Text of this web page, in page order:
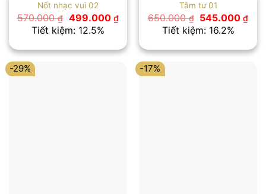
Nốt nhạc vui 02
570.000₫ Giá
gốc
là:
499.000 ₫Giá
hiện
là:
499.000 ₫.
Tiết kiệm: 12.5%
Tâm tư 01
650.000₫
Giá
gốc
là:
545.000₫Giá
là:
Tiết kiệm: 16.2%
-29% -17%